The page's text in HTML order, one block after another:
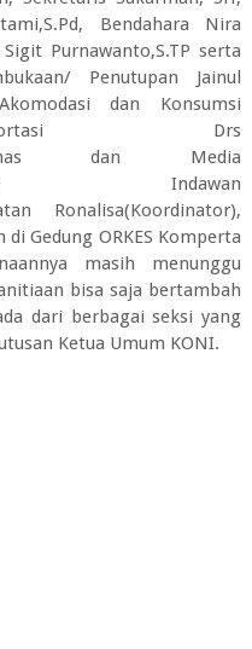
Bendahara Nira
Purnawanto,S.TP serta
Penutupan Jainul
dan Konsumsi
Drs
dan Media
Indawan
Ronalisa(Koordinator),
Gedung ORKES Komperta
masih menunggu
bisa saja bertambah
dari berbagai seksi yang
Ketua Umum KONI.